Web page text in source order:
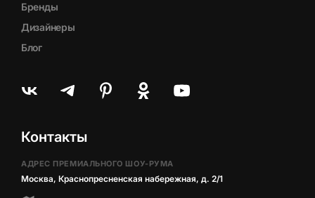
Бренды
Дизайнеры
Блог
Контакты
АДРЕС ПРЕМИАЛЬНОГО ШОУ-РУМА
Москва, Краснопресненская набережная, д. 2/1